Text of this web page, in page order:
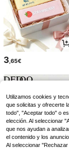
3 ,65€
Utilizamos cookies y
que solicitas y ofrecerte
todo", "Aceptar todo" o
elección. Al seleccionar
que nos ayudan a
el contenido y los
Al seleccionar